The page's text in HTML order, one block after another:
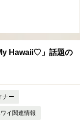
Hawaii♡」話題の
ナー
イ関連情報